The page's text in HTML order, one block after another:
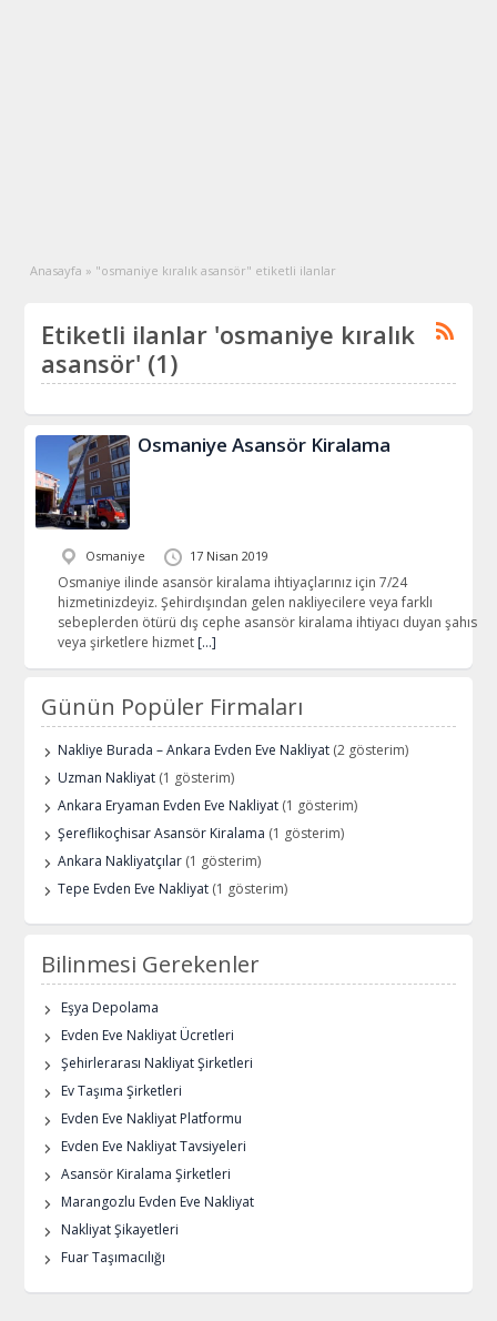
Anasayfa » "osmaniye kıralık asansör" etiketli ilanlar
Etiketli ilanlar 'osmaniye kıralık
asansör' (1)
Osmaniye Asansör Kiralama
Osmaniye 17 Nisan 2019
Osmaniye ilinde asansör kiralama ihtiyaçlarınız için 7/24
hizmetinizdeyiz. Şehirdışından gelen nakliyecilere veya farklı
sebeplerden ötürü dış cephe asansör kiralama ihtiyacı duyan şahıs
veya şirketlere hizmet […]
Günün Popüler Firmaları
Nakliye Burada – Ankara Evden Eve Nakliyat (2 gösterim)
Uzman Nakliyat (1 gösterim)
Ankara Eryaman Evden Eve Nakliyat (1 gösterim)
Şereflikoçhisar Asansör Kiralama (1 gösterim)
Ankara Nakliyatçılar (1 gösterim)
Tepe Evden Eve Nakliyat (1 gösterim)
Bilinmesi Gerekenler
Eşya Depolama
Evden Eve Nakliyat Ücretleri
Şehirlerarası Nakliyat Şirketleri
Ev Taşıma Şirketleri
Evden Eve Nakliyat Platformu
Evden Eve Nakliyat Tavsiyeleri
Asansör Kiralama Şirketleri
Marangozlu Evden Eve Nakliyat
Nakliyat Şikayetleri
Fuar Taşımacılığı